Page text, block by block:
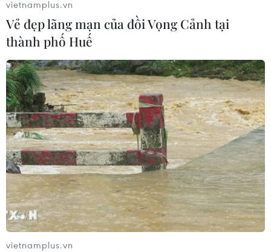
vietnamplus.vn
Vẻ đẹp lãng mạn của đồi Vọng Cảnh tại
thành phố Huế
vietnamplus.vn